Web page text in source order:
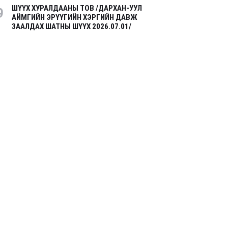
ШҮҮХ ХУРАЛДААНЫ ТОВ /ДАРХАН-УУЛ
АЙМГИЙН ЭРҮҮГИЙН ХЭРГИЙН ДАВЖ
ЗААЛДАХ ШАТНЫ ШҮҮХ 2026.07.01/